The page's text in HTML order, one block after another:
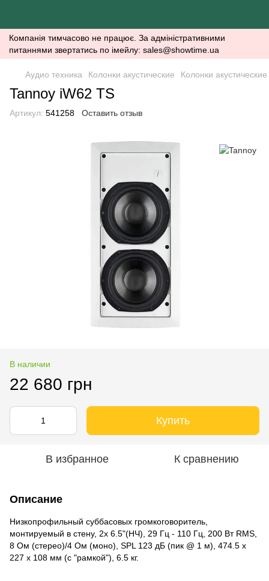
Компанія тимчасово не працює. За адміністративними
питаннями звертатись по імейлу: sales@showtime.ua
Аудио техника Колонки акустические Колонки
Tannoy iW62 TS
Артикул: 541258 Оставить отзыв
В наличии
22 680 грн
Купить
В избранное К сравнению
Описание
Низкопрофильный суббасовых громкоговоритель,
монтируемый в стену, 2х 6.5"(НЧ), 29 Гц - 110 Гц, 200 Вт RMS,
8 Ом (стерео)/4 Ом (моно), SPL 123 дБ (пик @ 1 м), 474.5 x
227 x 108 мм (с "рамкой"), 6.5 кг.